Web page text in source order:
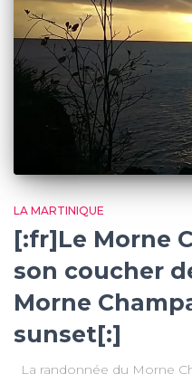
LA MARTINIQUE
[:fr]Le Morne
son coucher
Morne
sunset[:]
La randonnée du Morne